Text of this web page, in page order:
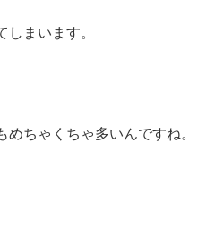
まいます。
ちゃくちゃ多いんですね。